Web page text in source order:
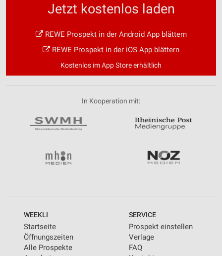
Jetzt kostenlos laden
REWE Prospekt in der Android App blättern
REWE Prospekt in der iOS App blättern
Kostenlos im App Store erhältlich
In Kooperation mit:
WEEKLI
Startseite
Öffnungszeiten
Alle Prospekte
SERVICE
Prospekt einstellen
Verlage
FAQ